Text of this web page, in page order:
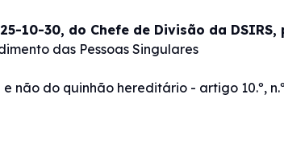
10-30, do Chefe de Divisão da
das Pessoas Singulares
não do quinhão hereditário - artigo 10.º,